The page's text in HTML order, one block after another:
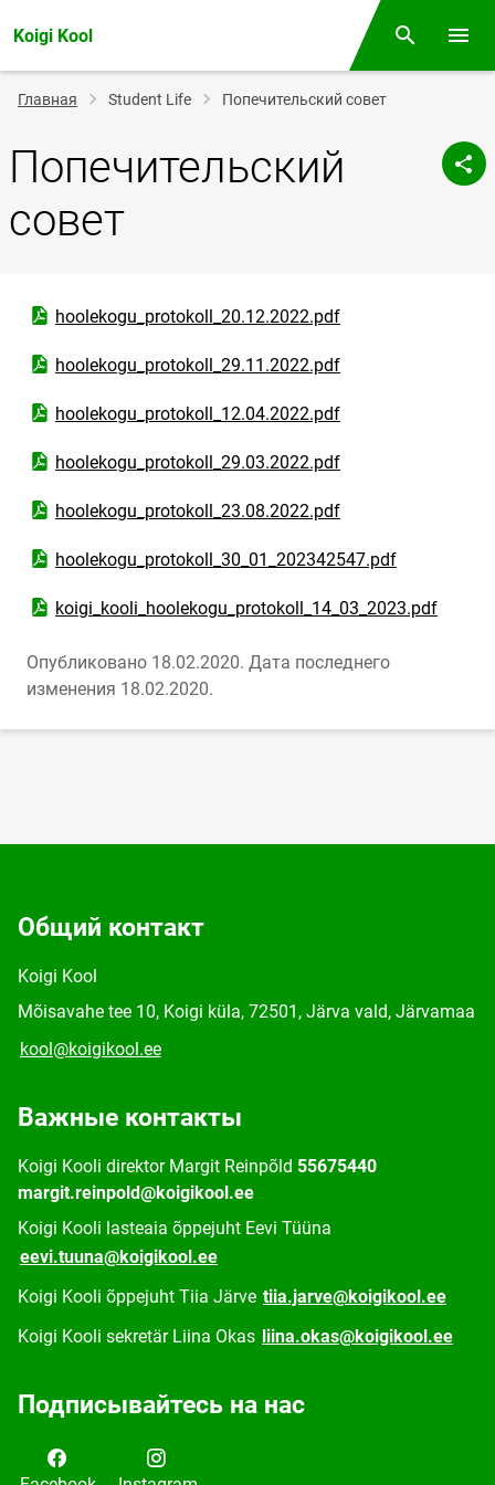
Koigi Kool Поиск
Строка
навигации
Главная Student Life Попечительский совет
Попечительский
совет
hoolekogu_protokoll_20.12.2022.pdf
Открыть PDF-документ
hoolekogu_protokoll_29.11.2022.pdf
Открыть PDF-документ
hoolekogu_protokoll_12.04.2022.pdf
Открыть PDF-документ
hoolekogu_protokoll_29.03.2022.pdf
Открыть PDF-документ
hoolekogu_protokoll_23.08.2022.pdf
Открыть PDF-документ
hoolekogu_protokoll_30_01_202342547.pdf
Открыть PDF-документ
koigi_kooli_hoolekogu_protokoll_14_03_2023.pdf
Открыть PDF-документ
Опубликовано 18.02.2020. Дата последнего
изменения 18.02.2020.
Общий контакт
Koigi Kool
Mõisavahe tee 10, Koigi küla, 72501, Järva vald, Järvamaa
kool@koigikool.ee
Важные контакты
Koigi Kooli direktor Margit Reinpõld 55675440
margit.reinpold@koigikool.ee
Koigi Kooli lasteaia õppejuht Eevi Tüüna
eevi.tuuna@koigikool.ee
Koigi Kooli õppejuht Tiia Järve tiia.jarve@koigikool.ee
Koigi Kooli sekretär Liina Okas liina.okas@koigikool.ee
Подписывайтесь на нас